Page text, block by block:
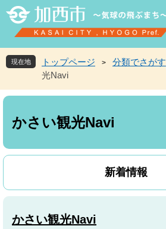
先
頭
す
を
飛
し
へ
現在地 トップページ > 分類でさがす
光Navi
本
かさい観光Navi
新着情報
かさい観光Navi